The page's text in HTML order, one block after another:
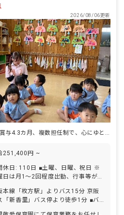
2026/08/06更新
251,400円 ~
: 110日 ■土曜、日曜、祝日 ※
日は月1～2回程度出勤、行事等がな
なります。 ※行事・休日出勤の際の
休日あり ■GW休暇 ■夏季休暇（6日
） ■年末年始休暇（7日程度） ■有
本線「枚方駅」よりバス15分 京阪
「新香里」バス停より徒歩1分 ■バ